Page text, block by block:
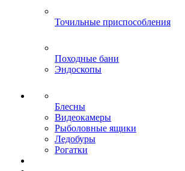
Точильные приспособления
Походные бани
Эндоскопы
Блесны
Видеокамеры
Рыболовные ящики
Ледобуры
Рогатки